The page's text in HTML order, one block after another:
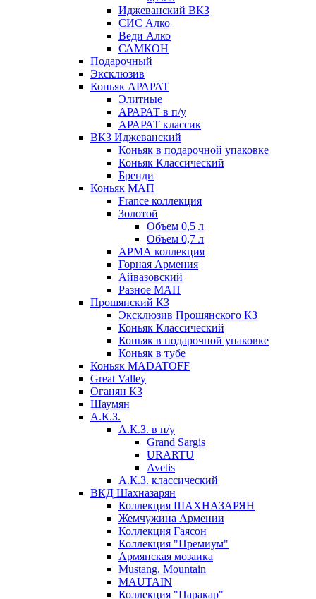
Иджеванский ВКЗ
СИС Алко
Веди Алко
САМКОН
Подарочный
Эксклюзив
Коньяк АРАРАТ
Элитные
АРАРАТ в п/у
АРАРАТ классик
ВКЗ Иджеванский
Коньяк в подарочной упаковке
Коньяк Классический
Бренди
Коньяк МАП
France коллекция
Золотой
Объем 0,5 л
Объем 0,7 л
АРМА коллекция
Горная Армения
Айвазовский
Разное МАП
Прошянский КЗ
Эксклюзив Прошянского КЗ
Коньяк Классический
Коньяк в подарочной упаковке
Коньяк в тубе
Коньяк MADATOFF
Great Valley
Оганян КЗ
Шаумян
А.К.З.
А.К.З. в п/у
Grand Sargis
URARTU
Avetis
А.К.З. классический
ВКД Шахназарян
Коллекция ШАХНАЗАРЯН
Жемчужина Армении
Коллекция Гаясон
Коллекция "Премиум"
Армянская мозаика
Mustang. Mountain
MAUTAIN
Коллекция "Паракар"